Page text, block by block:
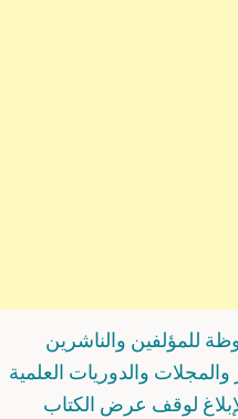
للمؤلفين والناشرين
والدوريات العلمية
لوقف عرض الكتاب